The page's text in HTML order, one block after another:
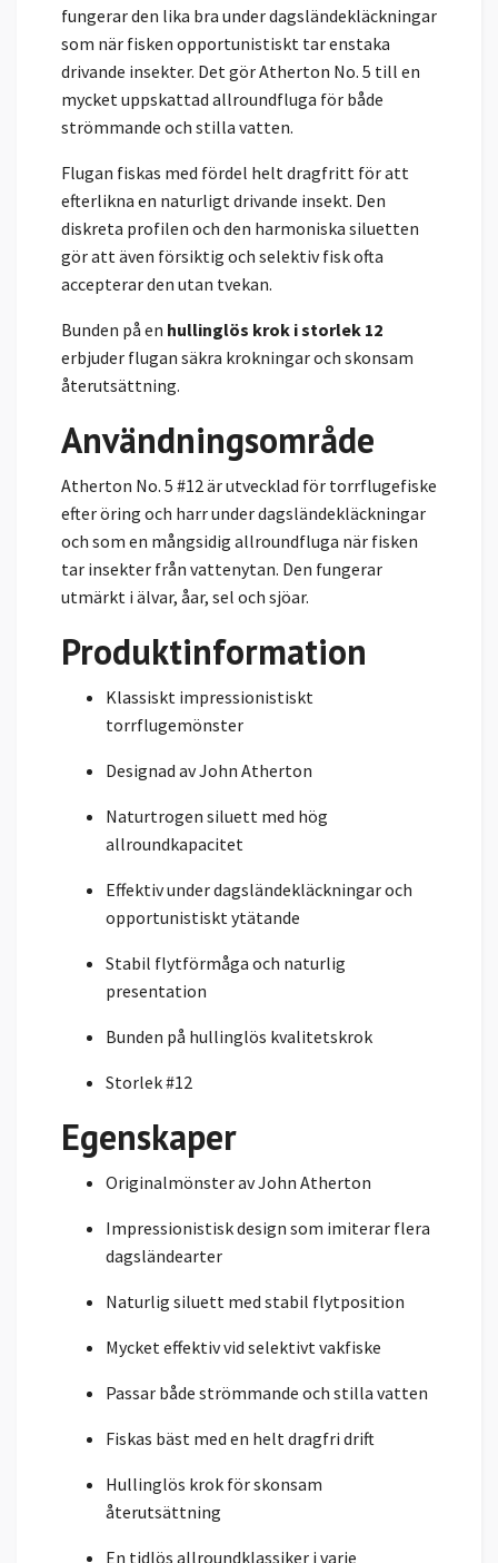
fungerar den lika bra under dagsländekläckningar
som när fisken opportunistiskt tar enstaka
drivande insekter. Det gör Atherton No. 5 till en
mycket uppskattad allroundfluga för både
strömmande och stilla vatten.
Flugan fiskas med fördel helt dragfritt för att
efterlikna en naturligt drivande insekt. Den
diskreta profilen och den harmoniska siluetten
gör att även försiktig och selektiv fisk ofta
accepterar den utan tvekan.
Bunden på en hullinglös krok i storlek 12
erbjuder flugan säkra krokningar och skonsam
återutsättning.
Användningsområde
Atherton No. 5 #12 är utvecklad för torrflugefiske
efter öring och harr under dagsländekläckningar
och som en mångsidig allroundfluga när fisken
tar insekter från vattenytan. Den fungerar
utmärkt i älvar, åar, sel och sjöar.
Produktinformation
Klassiskt impressionistiskt
torrflugemönster
Designad av John Atherton
Naturtrogen siluett med hög
allroundkapacitet
Effektiv under dagsländekläckningar och
opportunistiskt ytätande
Stabil flytförmåga och naturlig
presentation
Bunden på hullinglös kvalitetskrok
Storlek #12
Egenskaper
Originalmönster av John Atherton
Impressionistisk design som imiterar flera
dagsländearter
Naturlig siluett med stabil flytposition
Mycket effektiv vid selektivt vakfiske
Passar både strömmande och stilla vatten
Fiskas bäst med en helt dragfri drift
Hullinglös krok för skonsam
återutsättning
En tidlös allroundklassiker i varje